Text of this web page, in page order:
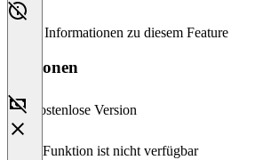
Keine Informationen zu diesem Feature
Versionen
Kostenlose Version
Diese Funktion ist nicht verfügbar